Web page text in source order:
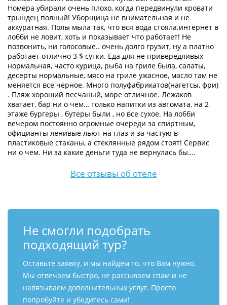
Номера убирали очень плохо, когда передвинули кровати
трындец полный! Уборщица не внимательная и не
аккуратная. Полы мыла так, что вся вода стояла.интернет в
лобби не ловит, хоть и показывает что работает! Не
позвонить, ни голосовые.. очень долго грузит, ну а платно
работает отлично 3 $ сутки. Еда для не привередливых
нормальная, часто курица, рыба на гриле была, салаты,
десерты нормальные, мясо на гриле ужасное, масло там не
меняется все черное. Много полуфабрикатов(нагетсы, фри)
. Пляж хороший песчаный, море отличное. Лежаков
хватает, бар ни о чем… только напитки из автомата, на 2
этаже бургеры , бутеры были , но все сухое. На лобби
вечером постоянно огромные очереди за спиртным,
официанты ленивые льют на глаз и за частую в
пластиковые стаканы, а стеклянные рядом стоят! Сервис
ни о чем. Ни за какие деньги туда не вернулась бы….
Все отзывы об отеле
Не смогли подобрать
подходящий тур?
Оставьте заявку, и мы найдем то, что Вам нужно.
Мы отвечаем быстро, не рассылаем спам и не
навязываем дополнительных услуг. Просто
попробуйте и убедитесь сами!